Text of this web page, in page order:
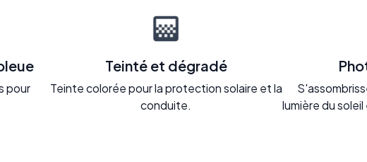
pour
Teinté et dégradé
Teinte colorée pour la protection solaire et la
conduite.
lumière du